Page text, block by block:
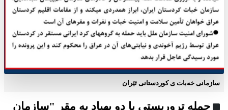
سازمانی خەبات ی كوردستانی ئێران
حمله تروریستی با دو پهپاد به مقر "سازمان